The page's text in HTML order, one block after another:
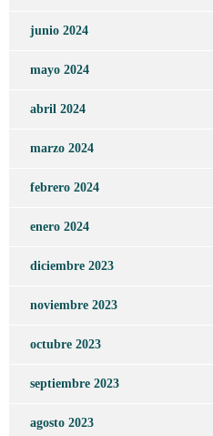
junio 2024
mayo 2024
abril 2024
marzo 2024
febrero 2024
enero 2024
diciembre 2023
noviembre 2023
octubre 2023
septiembre 2023
agosto 2023